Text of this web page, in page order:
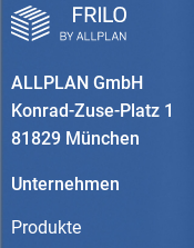
ALLPLAN GmbH
Konrad-Zuse-Platz 1
81829 München
Unternehmen
Produkte